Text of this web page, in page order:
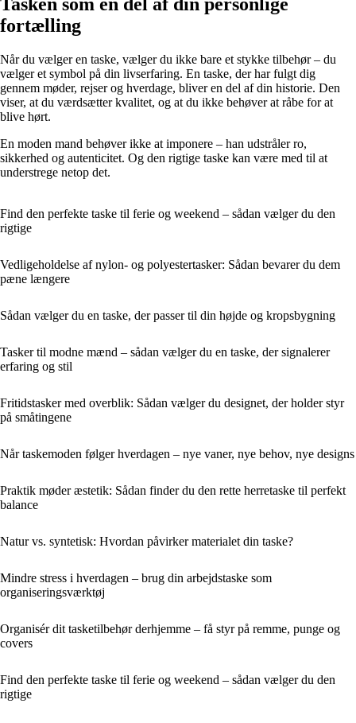
fortælling
Når du vælger en taske, vælger du ikke bare et stykke tilbehør – du
vælger et symbol på din livserfaring. En taske, der har fulgt dig
gennem møder, rejser og hverdage, bliver en del af din historie. Den
viser, at du værdsætter kvalitet, og at du ikke behøver at råbe for at
blive hørt.
En moden mand behøver ikke at imponere – han udstråler ro,
sikkerhed og autenticitet. Og den rigtige taske kan være med til at
understrege netop det.
Find den perfekte taske til ferie og weekend – sådan vælger du den
rigtige
Vedligeholdelse af nylon- og polyestertasker: Sådan bevarer du dem
pæne længere
Sådan vælger du en taske, der passer til din højde og kropsbygning
Tasker til modne mænd – sådan vælger du en taske, der signalerer
erfaring og stil
Fritidstasker med overblik: Sådan vælger du designet, der holder styr
på småtingene
Når taskemoden følger hverdagen – nye vaner, nye behov, nye designs
Praktik møder æstetik: Sådan finder du den rette herretaske til perfekt
balance
Natur vs. syntetisk: Hvordan påvirker materialet din taske?
Mindre stress i hverdagen – brug din arbejdstaske som
organiseringsværktøj
Organisér dit tasketilbehør derhjemme – få styr på remme, punge og
covers
Find den perfekte taske til ferie og weekend – sådan vælger du den
rigtige